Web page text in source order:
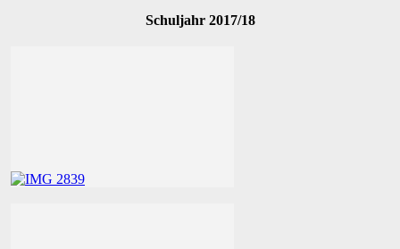
Schuljahr 2017/18